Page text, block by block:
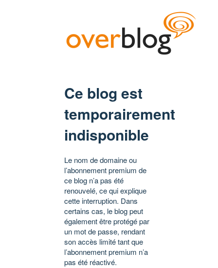
Ce blog est
temporairement
indisponible
Le nom de domaine ou
l’abonnement premium de
ce blog n’a pas été
renouvelé, ce qui explique
cette interruption. Dans
certains cas, le blog peut
également être protégé par
un mot de passe, rendant
son accès limité tant que
l’abonnement premium n’a
pas été réactivé.